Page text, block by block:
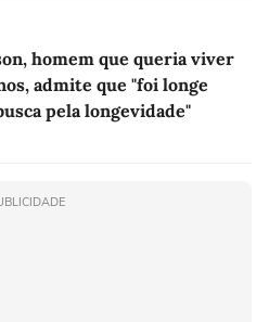
homem que queria viver
admite que "foi longe
pela longevidade"